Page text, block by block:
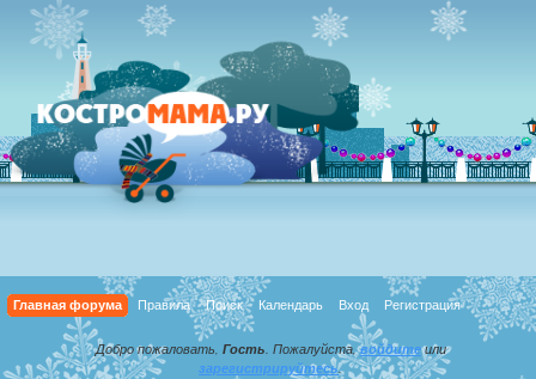
Главная форума Правила Поиск Календарь Вход Регистрация
Добро пожаловать, Гость . Пожалуйста,войдитеили
зарегистрируйтесь.